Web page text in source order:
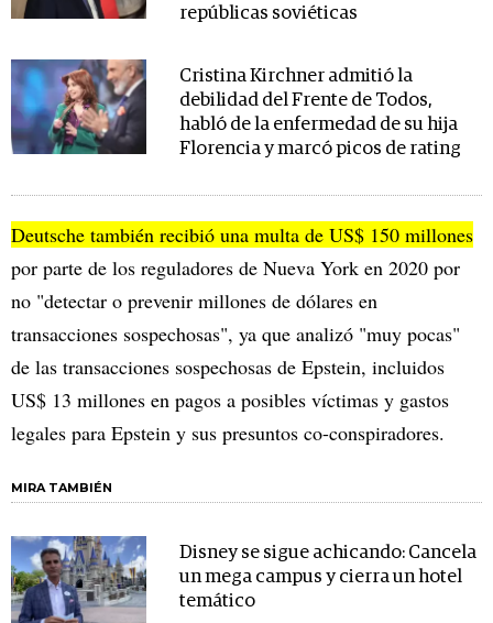
repúblicas soviéticas
Cristina Kirchner admitió la
debilidad del Frente de Todos,
habló de la enfermedad de su hija
Florencia y marcó picos de rating
Deutsche también recibió una multa de US$ 150 millones
por parte de los reguladores de Nueva York en 2020 por
no "detectar o prevenir millones de dólares en
transacciones sospechosas", ya que analizó "muy pocas"
de las transacciones sospechosas de Epstein, incluidos
US$ 13 millones en pagos a posibles víctimas y gastos
legales para Epstein y sus presuntos co-conspiradores.
MIRA TAMBIÉN
Disney se sigue achicando: Cancela
un mega campus y cierra un hotel
temático